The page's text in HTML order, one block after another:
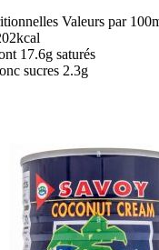
Valeurs par
17.6g saturés
sucres 2.3g